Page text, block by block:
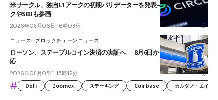
米サークル、独自L1アークの初期バリデーターを発表――ブラックロッ
クやSBIも参画
2026年08月06日 16時03分
ニュース ブロックチェーンニュース
ローソン、ステーブルコイン決済の実証へ──8月6日からJPYCやUSDC対
応
2026年08月05日 15時12分
# DeFi Zoomex ステーキング Coinbase カルダノ・エイ